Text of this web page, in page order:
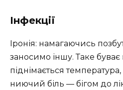
Інфекції
Іронія: намагаючись
заносимо іншу. Таке
піднімається
ниючий біль — бігом до